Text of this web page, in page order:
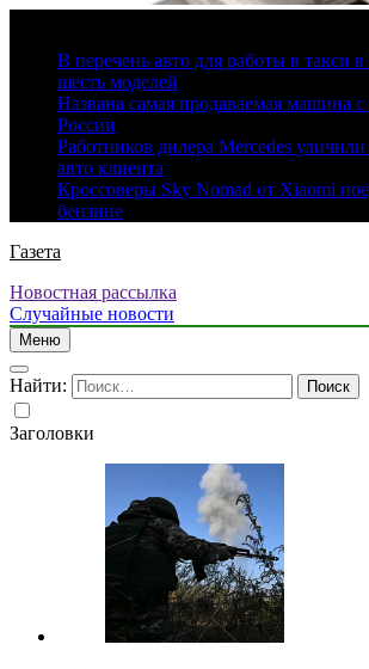
В перечень авто для работы в такси
шесть моделей
Названа самая продаваемая машина с
России
Работников дилера Mercedes уличили
авто клиента
Кроссоверы Sky Nomad от Xiaomi
бензине
Газета
Новостная рассылка
Случайные новости
Меню
Найти:
Заголовки